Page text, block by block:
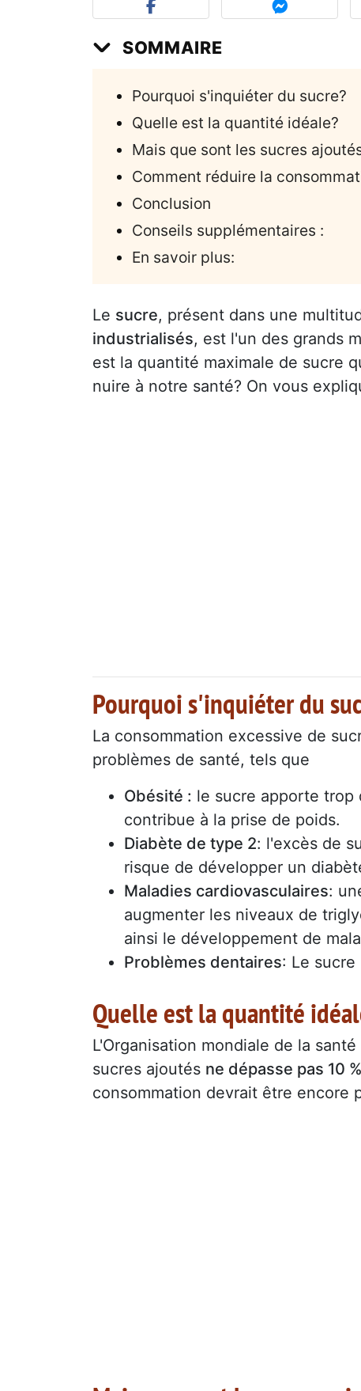
SOMMAIRE
Pourquoi s'inquiéter du sucre?
Quelle est la quantité idéale?
Mais que sont les sucres
Comment réduire la
Conclusion
Conseils supplémentaires :
En savoir plus:
Le sucre, présent dans une
industrialisés, est l'un des grands
est la quantité maximale de sucre
nuire à notre santé? On vous
Pourquoi s'inquiéter du
La consommation excessive de
problèmes de santé, tels que
Obésité : le sucre apporte trop
contribue à la prise de poids.
Diabète de type 2: l'excès de
risque de développer un
Maladies cardiovasculaires:
augmenter les niveaux de
ainsi le développement de
Problèmes dentaires: Le sucre
Quelle est la quantité
L'Organisation mondiale de la
sucres ajoutés ne dépasse pas 10 %
consommation devrait être encore